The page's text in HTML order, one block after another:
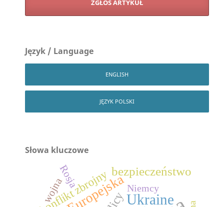
ZGŁOŚ ARTYKUŁ
Język / Language
ENGLISH
JĘZYK POLSKI
Słowa kluczowe
Ukraine
bezpieczeństwo
konflikt zbrojny
Rosja
wojna Niemcy